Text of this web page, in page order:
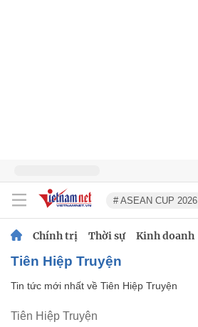
# ASEAN CUP 2026
Chính trị Thời sự Kinh doanh
Tiên Hiệp Truyện
Tin tức mới nhất về Tiên Hiệp Truyện
Tiên Hiệp Truyện